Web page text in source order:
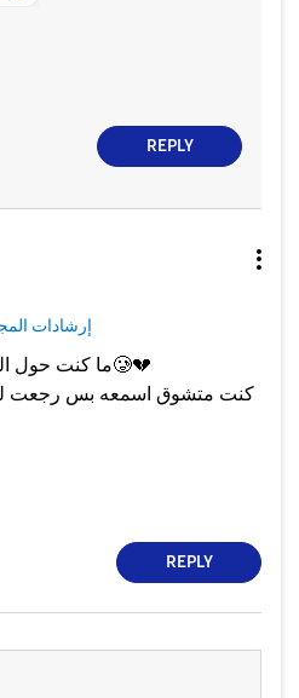
REPLY
إرشادات
ما كنت حول الجوال ف ماسمعت الصوت🥲💔
كنت متشوق اسمعه بس رجعت
REPLY